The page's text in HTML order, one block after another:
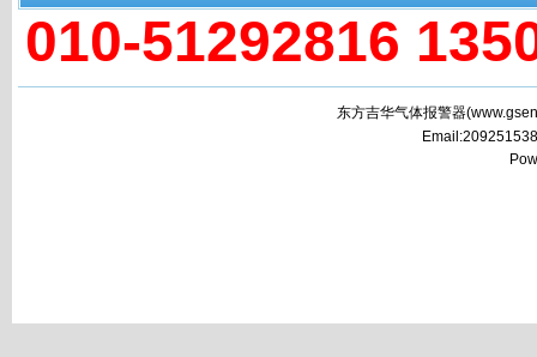
010-51292816
东方吉华气体报警器(